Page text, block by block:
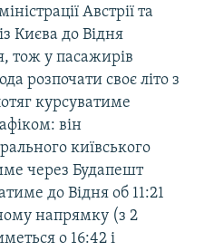
Австрії та
Києва до Відня
тож у пасажирів
розпочати своє літо з
курсуватиме
він
київського
через Будапешт
до Відня об 11:21
напрямку (з 2
о 16:42 і